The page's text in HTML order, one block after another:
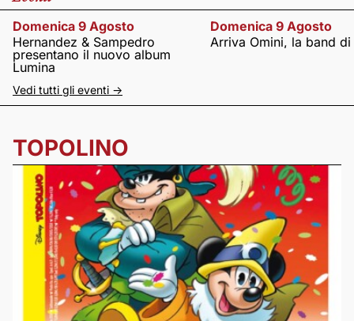
Domenica 9 Agosto
Hernandez & Sampedro
presentano il nuovo album
Lumina
Domenica 9 Agosto
Arriva Omini, la band
Vedi tutti gli eventi ->
TOPOLINO